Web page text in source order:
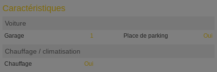
Caractéristiques
Voiture
Garage 1 Place de parking Oui
Chauffage / climatisation
Chauffage Oui